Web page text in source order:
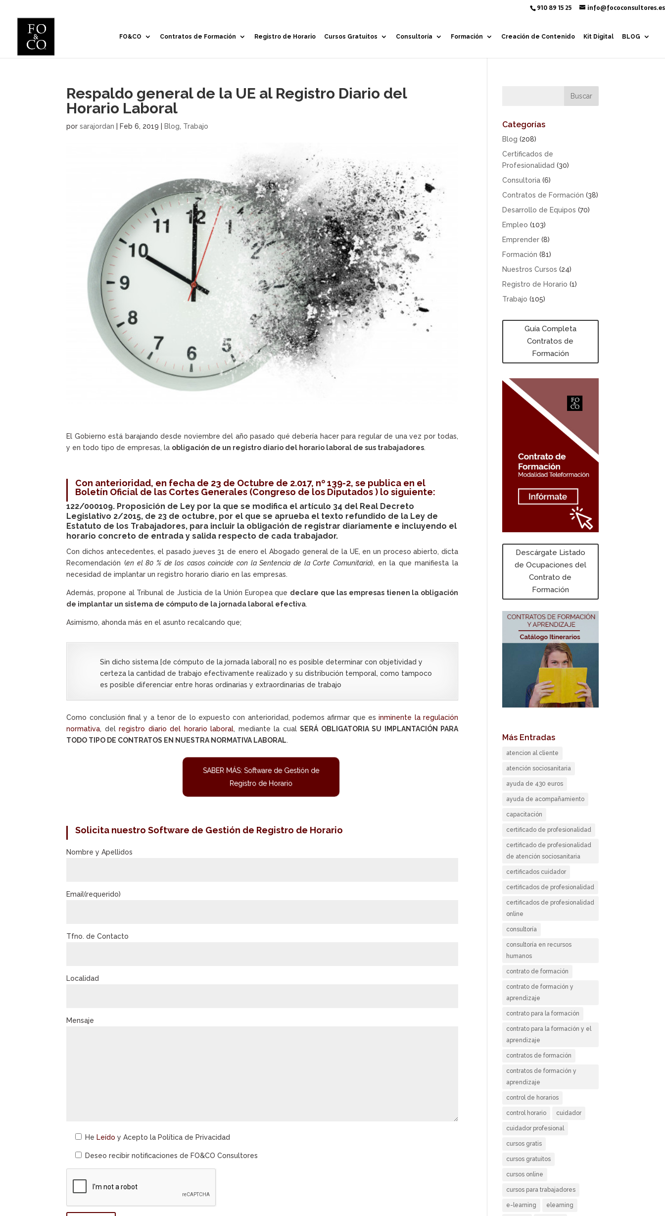
910 89 15 25 info@fococonsultores.es
FO&CO Contratos de Formación Registro de Horario Cursos Gratuitos Consultoría Formación Creación de Contenido Kit Digital BLOG
Respaldo general de la UE al Registro Diario del
Horario Laboral
porsarajordan Feb 6, 2019 Blog, Trabajo
El Gobierno está barajando desde noviembre del año pasado qué debería hacer para regular de una vez por todas,
y en todo tipo de empresas, la obligación de un registro diario del horario laboral de sus trabajadores.
Con anterioridad, en fecha de 23 de Octubre de 2.017, nº 139-2, se publica en el
Boletín Oficial de las Cortes Generales (Congreso de los Diputados ) lo siguiente:
122/000109. Proposición de Ley por la que se modifica el artículo 34 del Real Decreto
Legislativo 2/2015, de 23 de octubre, por el que se aprueba el texto refundido de la Ley de
Estatuto de los Trabajadores, para incluir la obligación de registrar diariamente e incluyendo el
horario concreto de entrada y salida respecto de cada trabajador.
Con dichos antecedentes, el pasado jueves 31 de enero el Abogado general de la UE, en un proceso abierto, dicta
Recomendación (en el 80 % de los casos coincide con la Sentencia de la Corte Comunitaria), en la que manifiesta la
necesidad de implantar un registro horario diario en las empresas.
Además, propone al Tribunal de Justicia de la Unión Europea que declare que las empresas tienen la obligación
de implantar un sistema de cómputo de la jornada laboral efectiva.
Asimismo, ahonda más en el asunto recalcando que;
Sin dicho sistema [de cómputo de la jornada laboral] no es posible determinar con objetividad y
certeza la cantidad de trabajo efectivamente realizado y su distribución temporal, como tampoco
es posible diferenciar entre horas ordinarias y extraordinarias de trabajo
Como conclusión final y a tenor de lo expuesto con anterioridad, podemos afirmar que esinminente la regulación
normativa, delregistro diario del horario laboral, mediante la cualSERÁ OBLIGATORIA SU IMPLANTACIÓN PARA
TODO TIPO DE CONTRATOS EN NUESTRA NORMATIVA LABORAL.
SABER MÁS: Software de Gestión de
Registro de Horario
Solicita nuestro Software de Gestión de Registro de Horario
Nombre y Apellidos
Email(requerido)
Tfno. de Contacto
Localidad
Mensaje
He Leído y Acepto la Política de Privacidad
Deseo recibir notificaciones de FO&CO Consultores
Categorías
Blog (208)
Certificados de
Profesionalidad (30)
Consultoria (6)
Contratos de Formación (38)
Desarrollo de Equipos (70)
Empleo (103)
Emprender (8)
Formación (81)
Nuestros Cursos (24)
Registro de Horario (1)
Trabajo (105)
Guía Completa
Contratos de
Formación
Descárgate Listado
de Ocupaciones del
Contrato de
Formación
Más Entradas
atencion al cliente
atención sociosanitaria
ayuda de 430 euros
ayuda de acompañamiento
capacitación
certificado de profesionalidad
certificado de profesionalidad
de atención sociosanitaria
certificados cuidador
certificados de profesionalidad
certificados de profesionalidad
online
consultoría
consultoría en recursos
humanos
contrato de formación
contrato de formación y
aprendizaje
contrato para la formación
contrato para la formación y el
aprendizaje
contratos de formación
contratos de formación y
aprendizaje
control de horarios
control horario cuidador
cuidador profesional
cursos gratis
cursos gratuitos
cursos online
cursos para trabajadores
e-learning elearning